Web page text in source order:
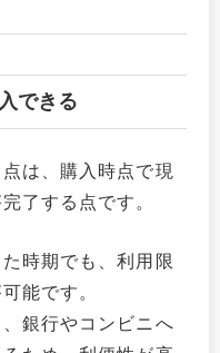
できる
は、購入時点で現
了する点です。
時期でも、利用限
能です。
銀行やコンビニへ